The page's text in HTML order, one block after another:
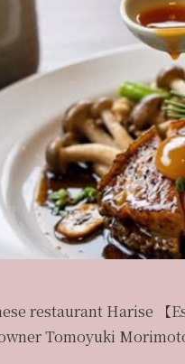
restaurant Harise 【
Tomoyuki